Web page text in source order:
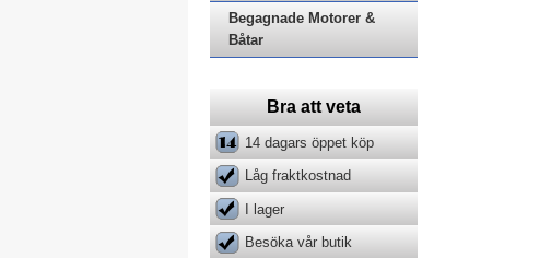
Begagnade Motorer &
Båtar
Bra att veta
14 dagars öppet köp
Låg fraktkostnad
I lager
Besöka vår butik